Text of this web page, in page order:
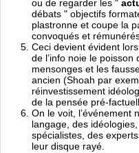
ou de regarder les "
débats " objectifs
plastronne et coupe la
convoqués et
Ceci devient évident
de l’info noie le
mensonges et les
ancien (Shoah par
réinvestissement
de la pensée pré-
On le voit, l’événement
langage, des
spécialistes, des
leur disque rayé.